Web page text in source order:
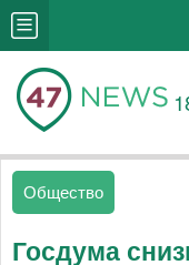
Общество
Госдума